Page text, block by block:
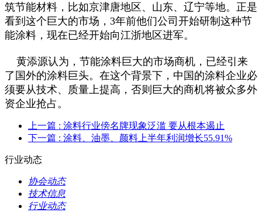
筑节能材料，比如京津唐地区、山东、辽宁等地。正是
看到这个巨大的市场，3年前他们公司开始研制这种节
能涂料，现在已经开始向江浙地区进军。
黄添源认为，节能涂料巨大的市场商机，已经引来
了国外的涂料巨头。在这个背景下，中国的涂料企业必
须要从技术、质量上提高，否则巨大的商机将被众多外
资企业抢占。
上一篇 : 涂料行业傍名牌现象泛滥 要从根本遏止
下一篇 : 涂料、油墨、颜料上半年利润增长55.91%
行业动态
协会动态
技术信息
行业动态